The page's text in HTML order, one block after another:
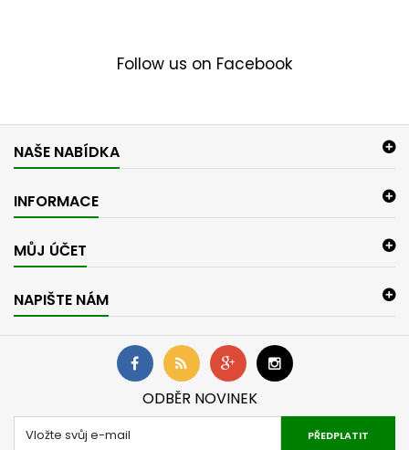
Follow us on Facebook
NAŠE NABÍDKA
INFORMACE
MŮJ ÚČET
NAPIŠTE NÁM
ODBĚR NOVINEK
PŘEDPLATIT